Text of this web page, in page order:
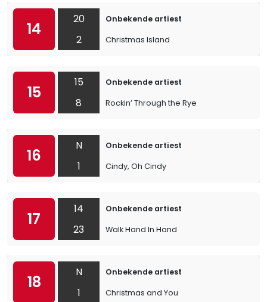
14
20
2
Onbekende artiest
Christmas Island
15
15
8
Onbekende artiest
Rockin’ Through the Rye
16
N
1
Onbekende artiest
Cindy, Oh Cindy
17
14
23
Onbekende artiest
Walk Hand In Hand
18
N
1
Onbekende artiest
Christmas and You